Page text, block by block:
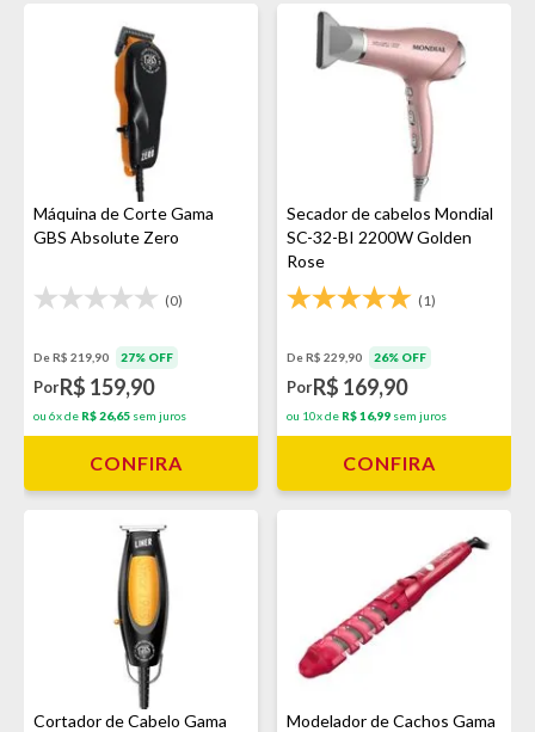
Máquina de Corte Gama
GBS Absolute Zero
(0)
De R$ 219,90 27% OFF
PorR$ 159,90
ou 6x de R$ 26,65 sem juros
CONFIRA
Secador de cabelos Mondial
SC-32-BI 2200W Golden
Rose
(1)
De R$ 229,90 26% OFF
PorR$ 169,90
ou 10x de R$ 16,99 sem juros
CONFIRA
Cortador de Cabelo Gama
Modelador de Cachos Gama